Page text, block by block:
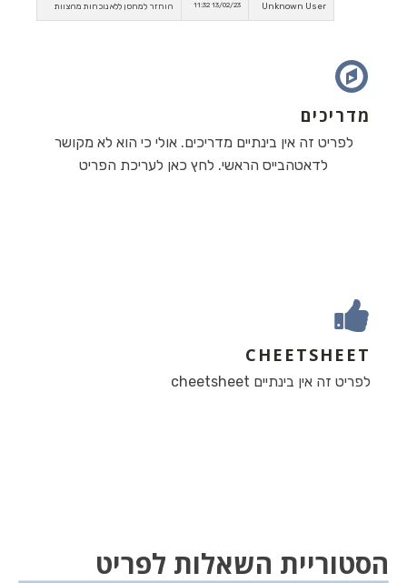
Unknown User
13/02/23 11:32 הוחזר למחסן ללא נוכחות מהצוות
מדריכים
לפריט זה אין בינתיים מדריכים. אולי כי הוא לא מקושר
לדאטהבייס הראשי. לחץ כאן לעריכת הפריט
CHEETSHEET
לפריט זה אין בינתיים cheetsheet
הסטוריית השאלות לפריט